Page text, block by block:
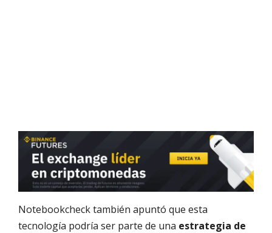
Notebookcheck también apuntó que esta
tecnología podría ser parte de una estrategia de